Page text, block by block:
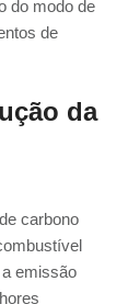
do modo de
de
da
carbono
emissão